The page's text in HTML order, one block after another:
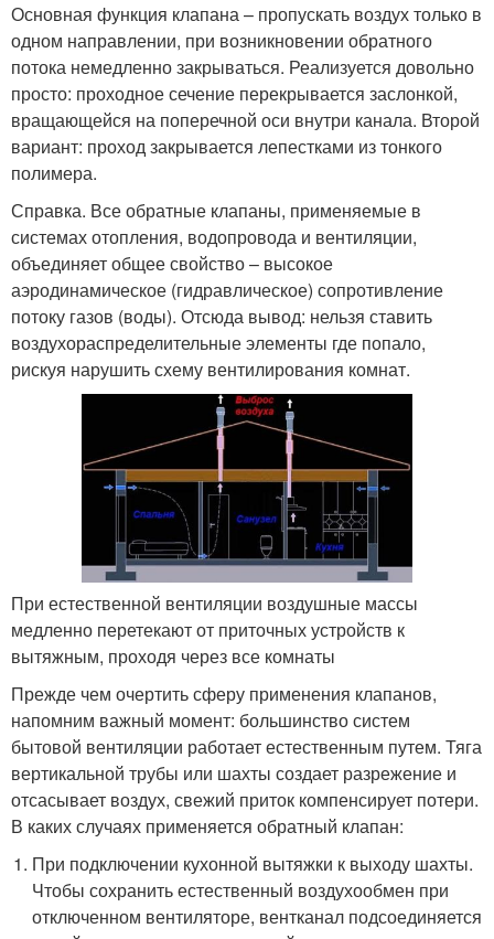
Основная функция клапана – пропускать воздух только в
одном направлении, при возникновении обратного
потока немедленно закрываться. Реализуется довольно
просто: проходное сечение перекрывается заслонкой,
вращающейся на поперечной оси внутри канала. Второй
вариант: проход закрывается лепестками из тонкого
полимера.
Справка. Все обратные клапаны, применяемые в
системах отопления, водопровода и вентиляции,
объединяет общее свойство – высокое
аэродинамическое (гидравлическое) сопротивление
потоку газов (воды). Отсюда вывод: нельзя ставить
воздухораспределительные элементы где попало,
рискуя нарушить схему вентилирования комнат.
При естественной вентиляции воздушные массы
медленно перетекают от приточных устройств к
вытяжным, проходя через все комнаты
Прежде чем очертить сферу применения клапанов,
напомним важный момент: большинство систем
бытовой вентиляции работает естественным путем. Тяга
вертикальной трубы или шахты создает разрежение и
отсасывает воздух, свежий приток компенсирует потери.
В каких случаях применяется обратный клапан:
При подключении кухонной вытяжки к выходу шахты.
Чтобы сохранить естественный воздухообмен при
отключенном вентиляторе, вентканал подсоединяется